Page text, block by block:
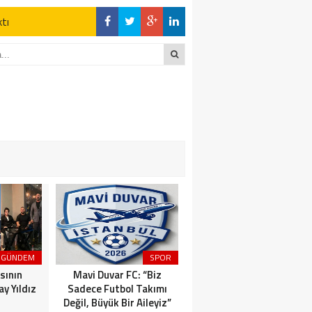
Açıklamalar
YANDA
Açıklamalar
GÜNDEM
Yıldız
SPOR
Mavi Duvar FC: “Biz
Sadece Futbol Takımı
Değil, Büyük Bir Aileyiz”